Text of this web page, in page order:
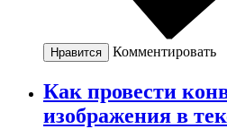
Нравится Комментировать
Как провести
изображения в